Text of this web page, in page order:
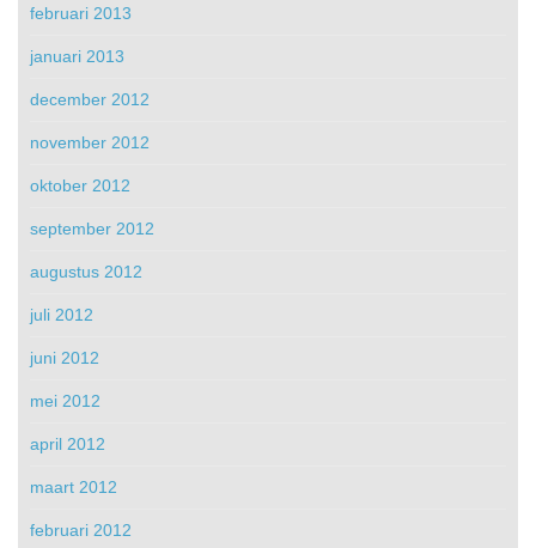
februari 2013
januari 2013
december 2012
november 2012
oktober 2012
september 2012
augustus 2012
juli 2012
juni 2012
mei 2012
april 2012
maart 2012
februari 2012